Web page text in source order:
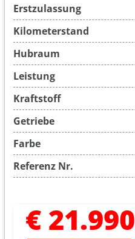
Erstzulassung
Kilometerstand
Hubraum
Leistung
Kraftstoff
Getriebe
Farbe
Referenz Nr.
€ 21.990